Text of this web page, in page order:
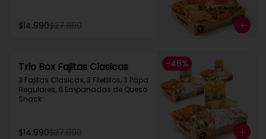
$14.990$27.890
-46%
Trio Box Fajitas Clasicas
3 Fajitas Clasicas, 3 Filetillos, 3 Papa
Regulares, 6 Empanadas de Queso
Snack
$14.990$27.890